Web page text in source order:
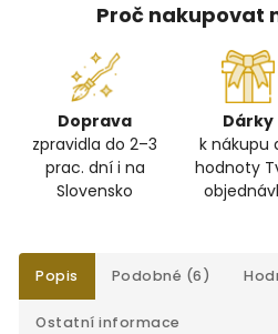
Proč nakupovat
Doprava
zpravidla do 2–3
prac. dní i na
Slovensko
Dárky
k nákupu
hodnoty
Popis Podobné (6)
Ostatní informace